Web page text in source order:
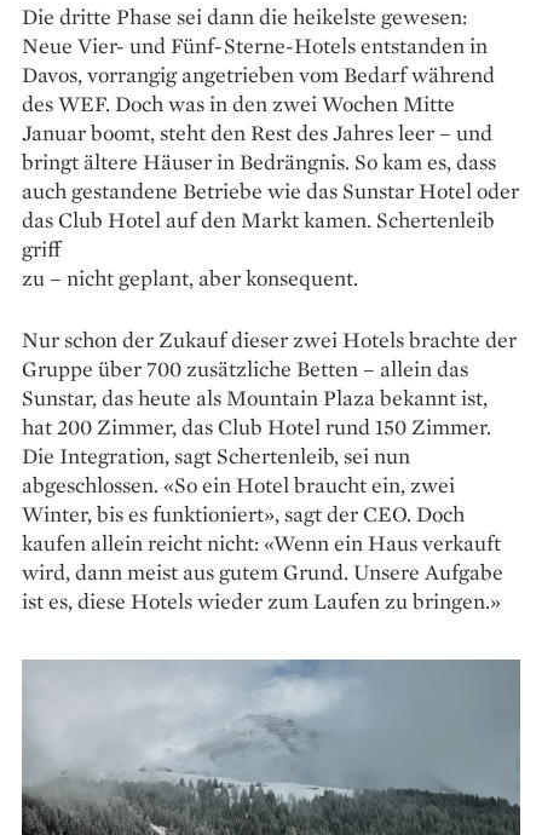
Die dritte Phase sei dann die heikelste ­ge­wesen:
Neue Vier- und Fünf-Sterne-­Hotels ­entstanden in
Davos, vorrangig angetrieben vom Bedarf während
des WEF. Doch was in den zwei Wochen Mitte
Januar boomt, steht den Rest des Jahres leer – und
bringt ältere Häuser in Bedräng­nis. So kam es, dass
auch gestandene ­Betriebe wie das Sunstar Hotel oder
das Club ­Hotel auf den Markt kamen. Schertenleib
griff
zu – nicht geplant, aber konsequent.
Nur schon der Zukauf dieser zwei Hotels brachte der
Gruppe über 700 zusätz­­liche Betten – allein das
Sunstar, das heute als Mountain Plaza bekannt ist,
hat 200 ­Zimmer, das Club Hotel rund 150 Zimmer.
Die Integration, sagt Schertenleib, sei nun
abgeschlossen. «So ein Hotel braucht ein, zwei
Winter, bis es ­funktioniert», sagt der CEO. Doch
kaufen allein reicht nicht: «Wenn ein Haus verkauft
wird, dann meist aus gutem Grund. Unsere Aufgabe
ist es, diese ­Hotels wieder zum Laufen zu bringen.»